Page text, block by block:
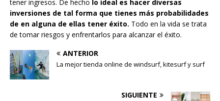
tener ingresos. De hecho lo ideal es hacer diversas
inversiones de tal forma que tienes más probabilidades
de en alguna de ellas tener éxito. Todo en la vida se trata
de tomar riesgos y enfrentarlos para alcanzar el éxito.
ANTERIOR
La mejor tienda online de windsurf, kitesurf y surf
SIGUIENTE